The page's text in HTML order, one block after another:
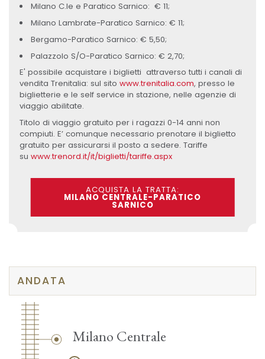
Milano C.le e Paratico Sarnico: € 11;
Milano Lambrate-Paratico Sarnico: € 11;
Bergamo-Paratico Sarnico: € 5,50;
Palazzolo S/O-Paratico Sarnico: € 2,70;
E' possibile acquistare i biglietti attraverso tutti i canali di
vendita Trenitalia: sul sito www.trenitalia.com, presso le
biglietterie e le self service in stazione, nelle agenzie di
viaggio abilitate.
Titolo di viaggio gratuito per i ragazzi 0-14 anni non
compiuti. E’ comunque necessario prenotare il biglietto
gratuito per assicurarsi il posto a sedere. Tariffe
su www.trenord.it/it/biglietti/tariffe.aspx
ACQUISTA LA TRATTA:
MILANO CENTRALE-PARATICO
SARNICO
ANDATA
Milano Centrale